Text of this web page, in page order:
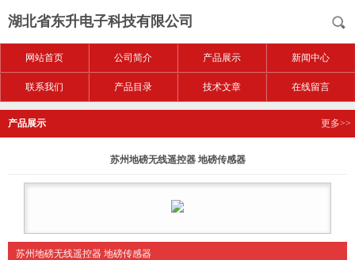
湖北省东升电子科技有限公司
网站首页 公司简介 产品展示 新闻中心
联系我们 产品目录 技术文章 在线留言
产品展示 更多>>
苏州地磅无线遥控器 地磅传感器
苏州地磅无线遥控器 地磅传感器